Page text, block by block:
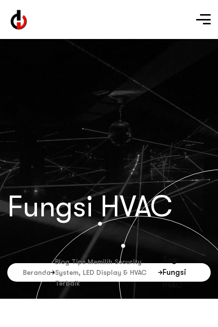
Fungsi HVAC
Beranda
Blog Tips Memilih Security
System, LED Display & HVAC
Terbaik
Fungsi